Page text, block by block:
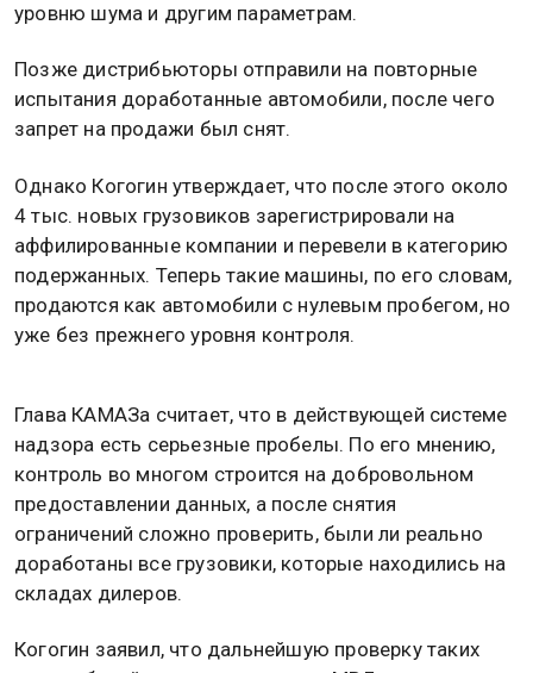
уровню шума и другим параметрам.
Позже дистрибьюторы отправили на повторные
испытания доработанные автомобили, после чего
запрет на продажи был снят.
Однако Когогин утверждает, что после этого около
4 тыс. новых грузовиков зарегистрировали на
аффилированные компании и перевели в категорию
подержанных. Теперь такие машины, по его словам,
продаются как автомобили с нулевым пробегом, но
уже без прежнего уровня контроля.
Глава КАМАЗа считает, что в действующей системе
надзора есть серьезные пробелы. По его мнению,
контроль во многом строится на добровольном
предоставлении данных, а после снятия
ограничений сложно проверить, были ли реально
доработаны все грузовики, которые находились на
складах дилеров.
Когогин заявил, что дальнейшую проверку таких